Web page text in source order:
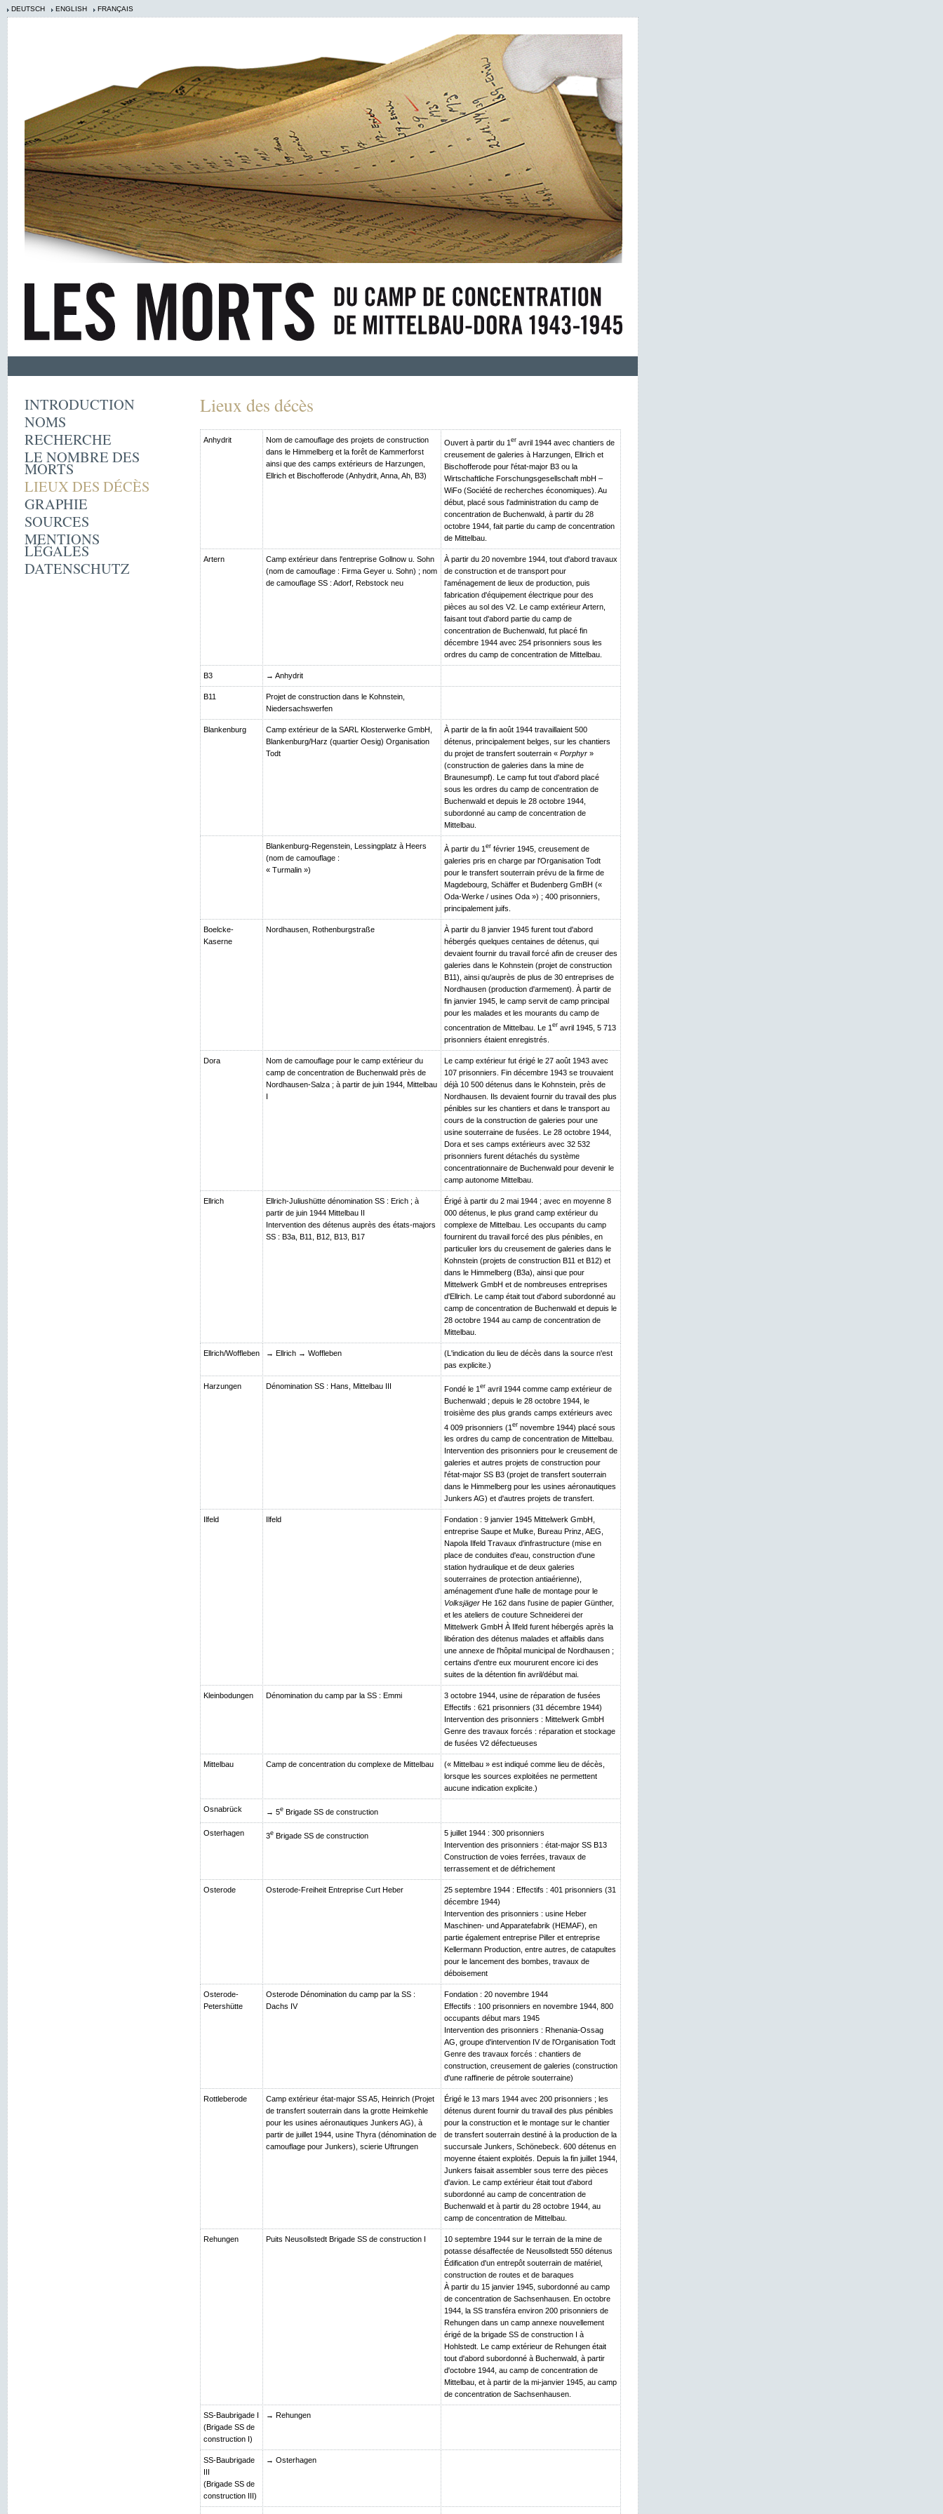
DEUTSCH ENGLISH FRANÇAIS
INTRODUCTION
NOMS
RECHERCHE
LE NOMBRE DES
MORTS
LIEUX DES DÉCÈS
GRAPHIE
SOURCES
MENTIONS
LÉGALES
DATENSCHUTZ
Lieux des décès
Anhydrit
Nom de camouflage des projets de construction
dans le Himmelberg et la forêt de Kammerforst
ainsi que des camps extérieurs de Harzungen,
Ellrich et Bischofferode (Anhydrit, Anna, Ah, B3)
Ouvert à partir du 1 er avril 1944 avec chantiers de
creusement de galeries à Harzungen, Ellrich et
Bischofferode pour l'état-major B3 ou la
Wirtschaftliche Forschungsgesellschaft mbH –
WiFo (Société de recherches économiques). Au
début, placé sous l'administration du camp de
concentration de Buchenwald, à partir du 28
octobre 1944, fait partie du camp de concentration
de Mittelbau.
Artern
Camp extérieur dans l'entreprise Gollnow u. Sohn
(nom de camouflage : Firma Geyer u. Sohn) ; nom
de camouflage SS : Adorf, Rebstock neu
À partir du 20 novembre 1944, tout d'abord travaux
de construction et de transport pour
l'aménagement de lieux de production, puis
fabrication d'équipement électrique pour des
pièces au sol des V2. Le camp extérieur Artern,
faisant tout d'abord partie du camp de
concentration de Buchenwald, fut placé fin
décembre 1944 avec 254 prisonniers sous les
ordres du camp de concentration de Mittelbau.
B3 → Anhydrit
B11
Projet de construction dans le Kohnstein,
Niedersachswerfen
Blankenburg
Camp extérieur de la SARL Klosterwerke GmbH,
Blankenburg/Harz (quartier Oesig) Organisation
Todt
À partir de la fin août 1944 travaillaient 500
détenus, principalement belges, sur les chantiers
du projet de transfert souterrain « Porphyr »
(construction de galeries dans la mine de
Braunesumpf). Le camp fut tout d'abord placé
sous les ordres du camp de concentration de
Buchenwald et depuis le 28 octobre 1944,
subordonné au camp de concentration de
Mittelbau.
Blankenburg-Regenstein, Lessingplatz à Heers
(nom de camouflage :
« Turmalin »)
À partir du 1 er février 1945, creusement de
galeries pris en charge par l'Organisation Todt
pour le transfert souterrain prévu de la firme de
Magdebourg, Schäffer et Budenberg GmBH («
Oda-Werke / usines Oda ») ; 400 prisonniers,
principalement juifs.
Boelcke-
Kaserne
Nordhausen, Rothenburgstraße
À partir du 8 janvier 1945 furent tout d'abord
hébergés quelques centaines de détenus, qui
devaient fournir du travail forcé afin de creuser des
galeries dans le Kohnstein (projet de construction
B11), ainsi qu'auprès de plus de 30 entreprises de
Nordhausen (production d'armement). À partir de
fin janvier 1945, le camp servit de camp principal
pour les malades et les mourants du camp de
concentration de Mittelbau. Le 1 er avril 1945, 5 713
prisonniers étaient enregistrés.
Dora
Nom de camouflage pour le camp extérieur du
camp de concentration de Buchenwald près de
Nordhausen-Salza ; à partir de juin 1944, Mittelbau
I
Le camp extérieur fut érigé le 27 août 1943 avec
107 prisonniers. Fin décembre 1943 se trouvaient
déjà 10 500 détenus dans le Kohnstein, près de
Nordhausen. Ils devaient fournir du travail des plus
pénibles sur les chantiers et dans le transport au
cours de la construction de galeries pour une
usine souterraine de fusées. Le 28 octobre 1944,
Dora et ses camps extérieurs avec 32 532
prisonniers furent détachés du système
concentrationnaire de Buchenwald pour devenir le
camp autonome Mittelbau.
Ellrich
Ellrich-Juliushütte dénomination SS : Erich ; à
partir de juin 1944 Mittelbau II
Intervention des détenus auprès des états-majors
SS : B3a, B11, B12, B13, B17
Érigé à partir du 2 mai 1944 ; avec en moyenne 8
000 détenus, le plus grand camp extérieur du
complexe de Mittelbau. Les occupants du camp
fournirent du travail forcé des plus pénibles, en
particulier lors du creusement de galeries dans le
Kohnstein (projets de construction B11 et B12) et
dans le Himmelberg (B3a), ainsi que pour
Mittelwerk GmbH et de nombreuses entreprises
d'Ellrich. Le camp était tout d'abord subordonné au
camp de concentration de Buchenwald et depuis le
28 octobre 1944 au camp de concentration de
Mittelbau.
Ellrich/Woffleben → Ellrich → Woffleben
(L'indication du lieu de décès dans la source n'est
pas explicite.)
Harzungen Dénomination SS : Hans, Mittelbau III Fondé le 1 er avril 1944 comme camp extérieur de
Buchenwald ; depuis le 28 octobre 1944, le
troisième des plus grands camps extérieurs avec
4 009 prisonniers (1 er novembre 1944) placé sous
les ordres du camp de concentration de Mittelbau.
Intervention des prisonniers pour le creusement de
galeries et autres projets de construction pour
l'état-major SS B3 (projet de transfert souterrain
dans le Himmelberg pour les usines aéronautiques
Junkers AG) et d'autres projets de transfert.
Ilfeld Ilfeld
Fondation : 9 janvier 1945 Mittelwerk GmbH,
entreprise Saupe et Mulke, Bureau Prinz, AEG,
Napola Ilfeld Travaux d'infrastructure (mise en
place de conduites d'eau, construction d'une
station hydraulique et de deux galeries
souterraines de protection antiaérienne),
aménagement d'une halle de montage pour le
Volksjäger He 162 dans l'usine de papier Günther,
et les ateliers de couture Schneiderei der
Mittelwerk GmbH À Ilfeld furent hébergés après la
libération des détenus malades et affaiblis dans
une annexe de l'hôpital municipal de Nordhausen ;
certains d'entre eux moururent encore ici des
suites de la détention fin avril/début mai.
Kleinbodungen Dénomination du camp par la SS : Emmi
3 octobre 1944, usine de réparation de fusées
Effectifs : 621 prisonniers (31 décembre 1944)
Intervention des prisonniers : Mittelwerk GmbH
Genre des travaux forcés : réparation et stockage
de fusées V2 défectueuses
Mittelbau Camp de concentration du complexe de Mittelbau
(« Mittelbau » est indiqué comme lieu de décès,
lorsque les sources exploitées ne permettent
aucune indication explicite.)
Osnabrück → 5e Brigade SS de construction
Osterhagen 3e Brigade SS de construction
5 juillet 1944 : 300 prisonniers
Intervention des prisonniers : état-major SS B13
Construction de voies ferrées, travaux de
terrassement et de défrichement
Osterode Osterode-Freiheit Entreprise Curt Heber
25 septembre 1944 : Effectifs : 401 prisonniers (31
décembre 1944)
Intervention des prisonniers : usine Heber
Maschinen- und Apparatefabrik (HEMAF), en
partie également entreprise Piller et entreprise
Kellermann Production, entre autres, de catapultes
pour le lancement des bombes, travaux de
déboisement
Osterode-
Petershütte
Osterode Dénomination du camp par la SS :
Dachs IV
Fondation : 20 novembre 1944
Effectifs : 100 prisonniers en novembre 1944, 800
occupants début mars 1945
Intervention des prisonniers : Rhenania-Ossag
AG, groupe d'intervention IV de l'Organisation Todt
Genre des travaux forcés : chantiers de
construction, creusement de galeries (construction
d'une raffinerie de pétrole souterraine)
Rottleberode
Camp extérieur état-major SS A5, Heinrich (Projet
de transfert souterrain dans la grotte Heimkehle
pour les usines aéronautiques Junkers AG), à
partir de juillet 1944, usine Thyra (dénomination de
camouflage pour Junkers), scierie Uftrungen
Érigé le 13 mars 1944 avec 200 prisonniers ; les
détenus durent fournir du travail des plus pénibles
pour la construction et le montage sur le chantier
de transfert souterrain destiné à la production de la
succursale Junkers, Schönebeck. 600 détenus en
moyenne étaient exploités. Depuis la fin juillet 1944,
Junkers faisait assembler sous terre des pièces
d'avion. Le camp extérieur était tout d'abord
subordonné au camp de concentration de
Buchenwald et à partir du 28 octobre 1944, au
camp de concentration de Mittelbau.
Rehungen Puits Neusollstedt Brigade SS de construction I
10 septembre 1944 sur le terrain de la mine de
potasse désaffectée de Neusollstedt 550 détenus
Édification d'un entrepôt souterrain de matériel,
construction de routes et de baraques
À partir du 15 janvier 1945, subordonné au camp
de concentration de Sachsenhausen. En octobre
1944, la SS transféra environ 200 prisonniers de
Rehungen dans un camp annexe nouvellement
érigé de la brigade SS de construction I à
Hohlstedt. Le camp extérieur de Rehungen était
tout d'abord subordonné à Buchenwald, à partir
d'octobre 1944, au camp de concentration de
Mittelbau, et à partir de la mi-janvier 1945, au camp
de concentration de Sachsenhausen.
SS-Baubrigade I
(Brigade SS de
construction I)
→ Rehungen
SS-Baubrigade
III
(Brigade SS de
construction III)
→ Osterhagen